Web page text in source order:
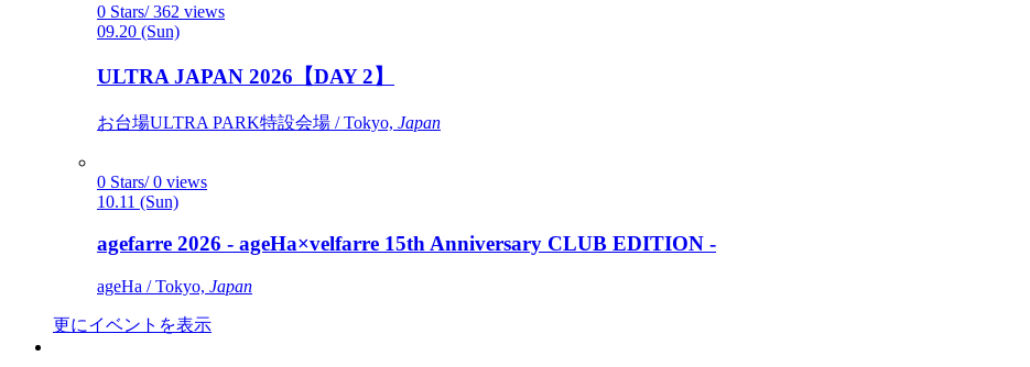
0 Stars/ 362 views
09.20 (Sun)
ULTRA JAPAN 2026【DAY 2】
お台場ULTRA PARK特設会場 / Tokyo, Japan
0 Stars/ 0 views
10.11 (Sun)
agefarre 2026 - ageHa×velfarre 15th Anniversary CLUB EDITION -
ageHa / Tokyo, Japan
更にイベントを表示